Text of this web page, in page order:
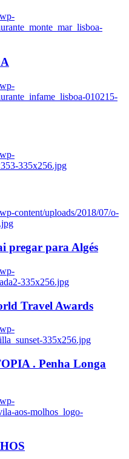
010215-
335x256.jpg
content/uploads/2018/07/o-
pregar para Algés
335x256.jpg
Travel Awards
335x256.jpg
. Penha Longa
aos-molhos_logo-